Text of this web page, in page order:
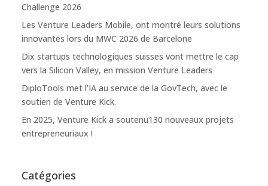
Challenge 2026
Les Venture Leaders Mobile, ont montré leurs solutions
innovantes lors du MWC 2026 de Barcelone
Dix startups technologiques suisses vont mettre le cap
vers la Silicon Valley, en mission Venture Leaders
DiploTools met l’IA au service de la GovTech, avec le
soutien de Venture Kick.
En 2025, Venture Kick a soutenu130 nouveaux projets
entrepreneuriaux !
Catégories